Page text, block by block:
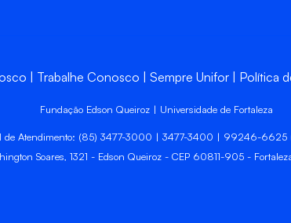
Trabalhe Conosco Sempre Unifor Política
Fundação Edson Queiroz | Universidade de Fortaleza
de Atendimento: (85) 3477-3000 | 3477-3400 | 99246-6625
Soares, 1321 - Edson Queiroz - CEP 60811-905 -